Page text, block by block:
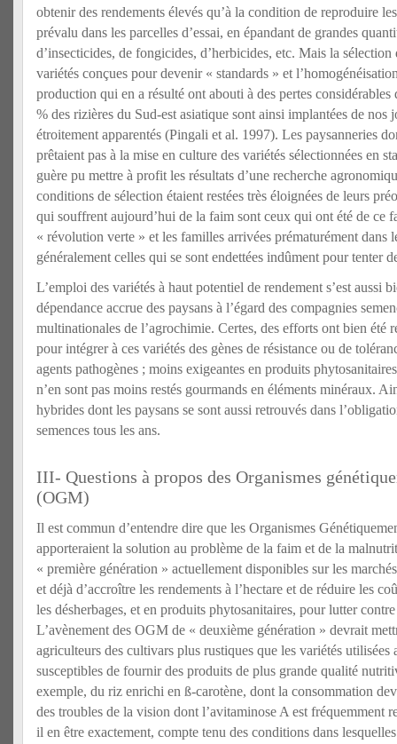
obtenir des rendements élevés qu’à la condition de reproduire
prévalu dans les parcelles d’essai, en épandant de grandes
d’insecticides, de fongicides, d’herbicides, etc. Mais la
variétés conçues pour devenir « standards » et
production qui en a résulté ont abouti à des pertes
% des rizières du Sud-est asiatique sont ainsi implantées de nos
étroitement apparentés (Pingali et al. 1997). Les paysanneries
prêtaient pas à la mise en culture des variétés sélectionnées en
guère pu mettre à profit les résultats d’une recherche
conditions de sélection étaient restées très éloignées de leurs
qui souffrent aujourd’hui de la faim sont ceux qui ont été de ce
« révolution verte » et les familles arrivées prématurément dans
généralement celles qui se sont endettées indûment pour tenter
L’emploi des variétés à haut potentiel de rendement s’est aussi
dépendance accrue des paysans à l’égard des compagnies
multinationales de l’agrochimie. Certes, des efforts ont bien été
pour intégrer à ces variétés des gènes de résistance ou de
agents pathogènes ; moins exigeantes en produits
n’en sont pas moins restés gourmands en éléments minéraux.
hybrides dont les paysans se sont aussi retrouvés dans
semences tous les ans.
III- Questions à propos des Organismes
(OGM)
Il est commun d’entendre dire que les Organismes
apporteraient la solution au problème de la faim et de la
« première génération » actuellement disponibles sur les
et déjà d’accroître les rendements à l’hectare et de réduire les
les désherbages, et en produits phytosanitaires, pour lutter
L’avènement des OGM de « deuxième génération » devrait
agriculteurs des cultivars plus rustiques que les variétés utilisées
susceptibles de fournir des produits de plus grande qualité
exemple, du riz enrichi en ß-carotène, dont la consommation
des troubles de la vision dont l’avitaminose A est fréquemment
il en être exactement, compte tenu des conditions dans